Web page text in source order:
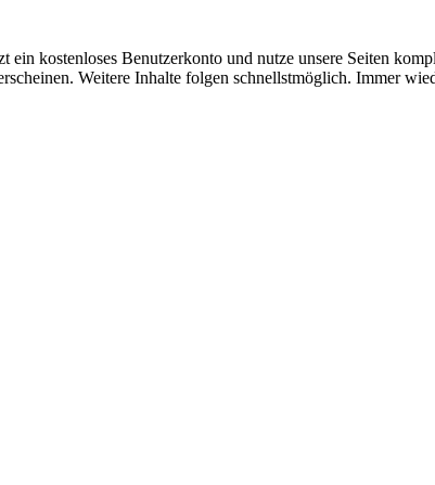
ein kostenloses Benutzerkonto und nutze unsere Seiten
Weitere Inhalte folgen schnellstmöglich. Immer